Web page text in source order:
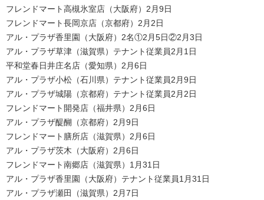
フレンドマート高槻氷室店（大阪府）2月9日
フレンドマート長岡京店（京都府）2月2日
アル・プラザ香里園（大阪府）2名①2月5日②2月3日
アル・プラザ草津（滋賀県）テナント従業員2月1日
平和堂春日井庄名店（愛知県）2月6日
アル・プラザ小松（石川県）テナント従業員2月9日
アル・プラザ城陽（京都府）テナント従業員2月2日
フレンドマート開発店（福井県）2月6日
アル・プラザ醍醐（京都府）2月9日
フレンドマート膳所店（滋賀県）2月6日
アル・プラザ茨木（大阪府）2月6日
フレンドマート南郷店（滋賀県）1月31日
アル・プラザ香里園（大阪府）テナント従業員1月31日
アル・プラザ瀬田（滋賀県）2月7日